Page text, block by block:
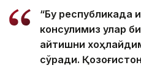
“Бу республикада
консулимиз улар
қайтишни
сўради.